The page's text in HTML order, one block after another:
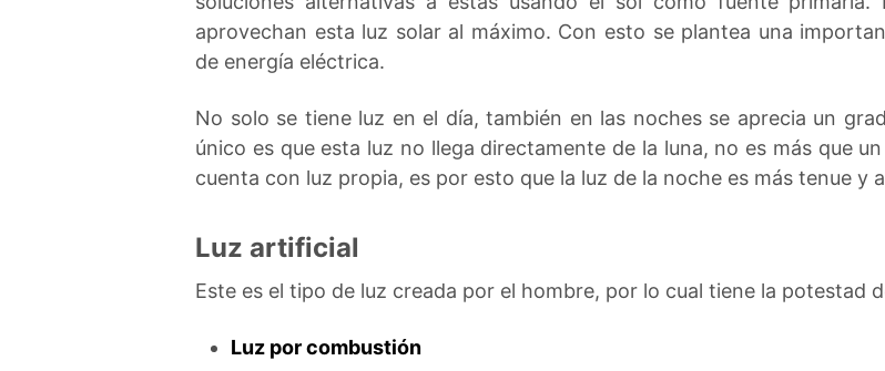
aprovechan esta luz solar al máximo. Con esto se plantea una
de energía eléctrica.
No solo se tiene luz en el día, también en las noches se aprecia un
único es que esta luz no llega directamente de la luna, no es más que
cuenta con luz propia, es por esto que la luz de la noche es más tenue y
Luz artificial
Este es el tipo de luz creada por el hombre, por lo cual tiene la potestad
Luz por combustión